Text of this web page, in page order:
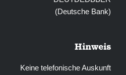
(Deutsche Bank)
Hinweis
Keine telefonische Auskunft